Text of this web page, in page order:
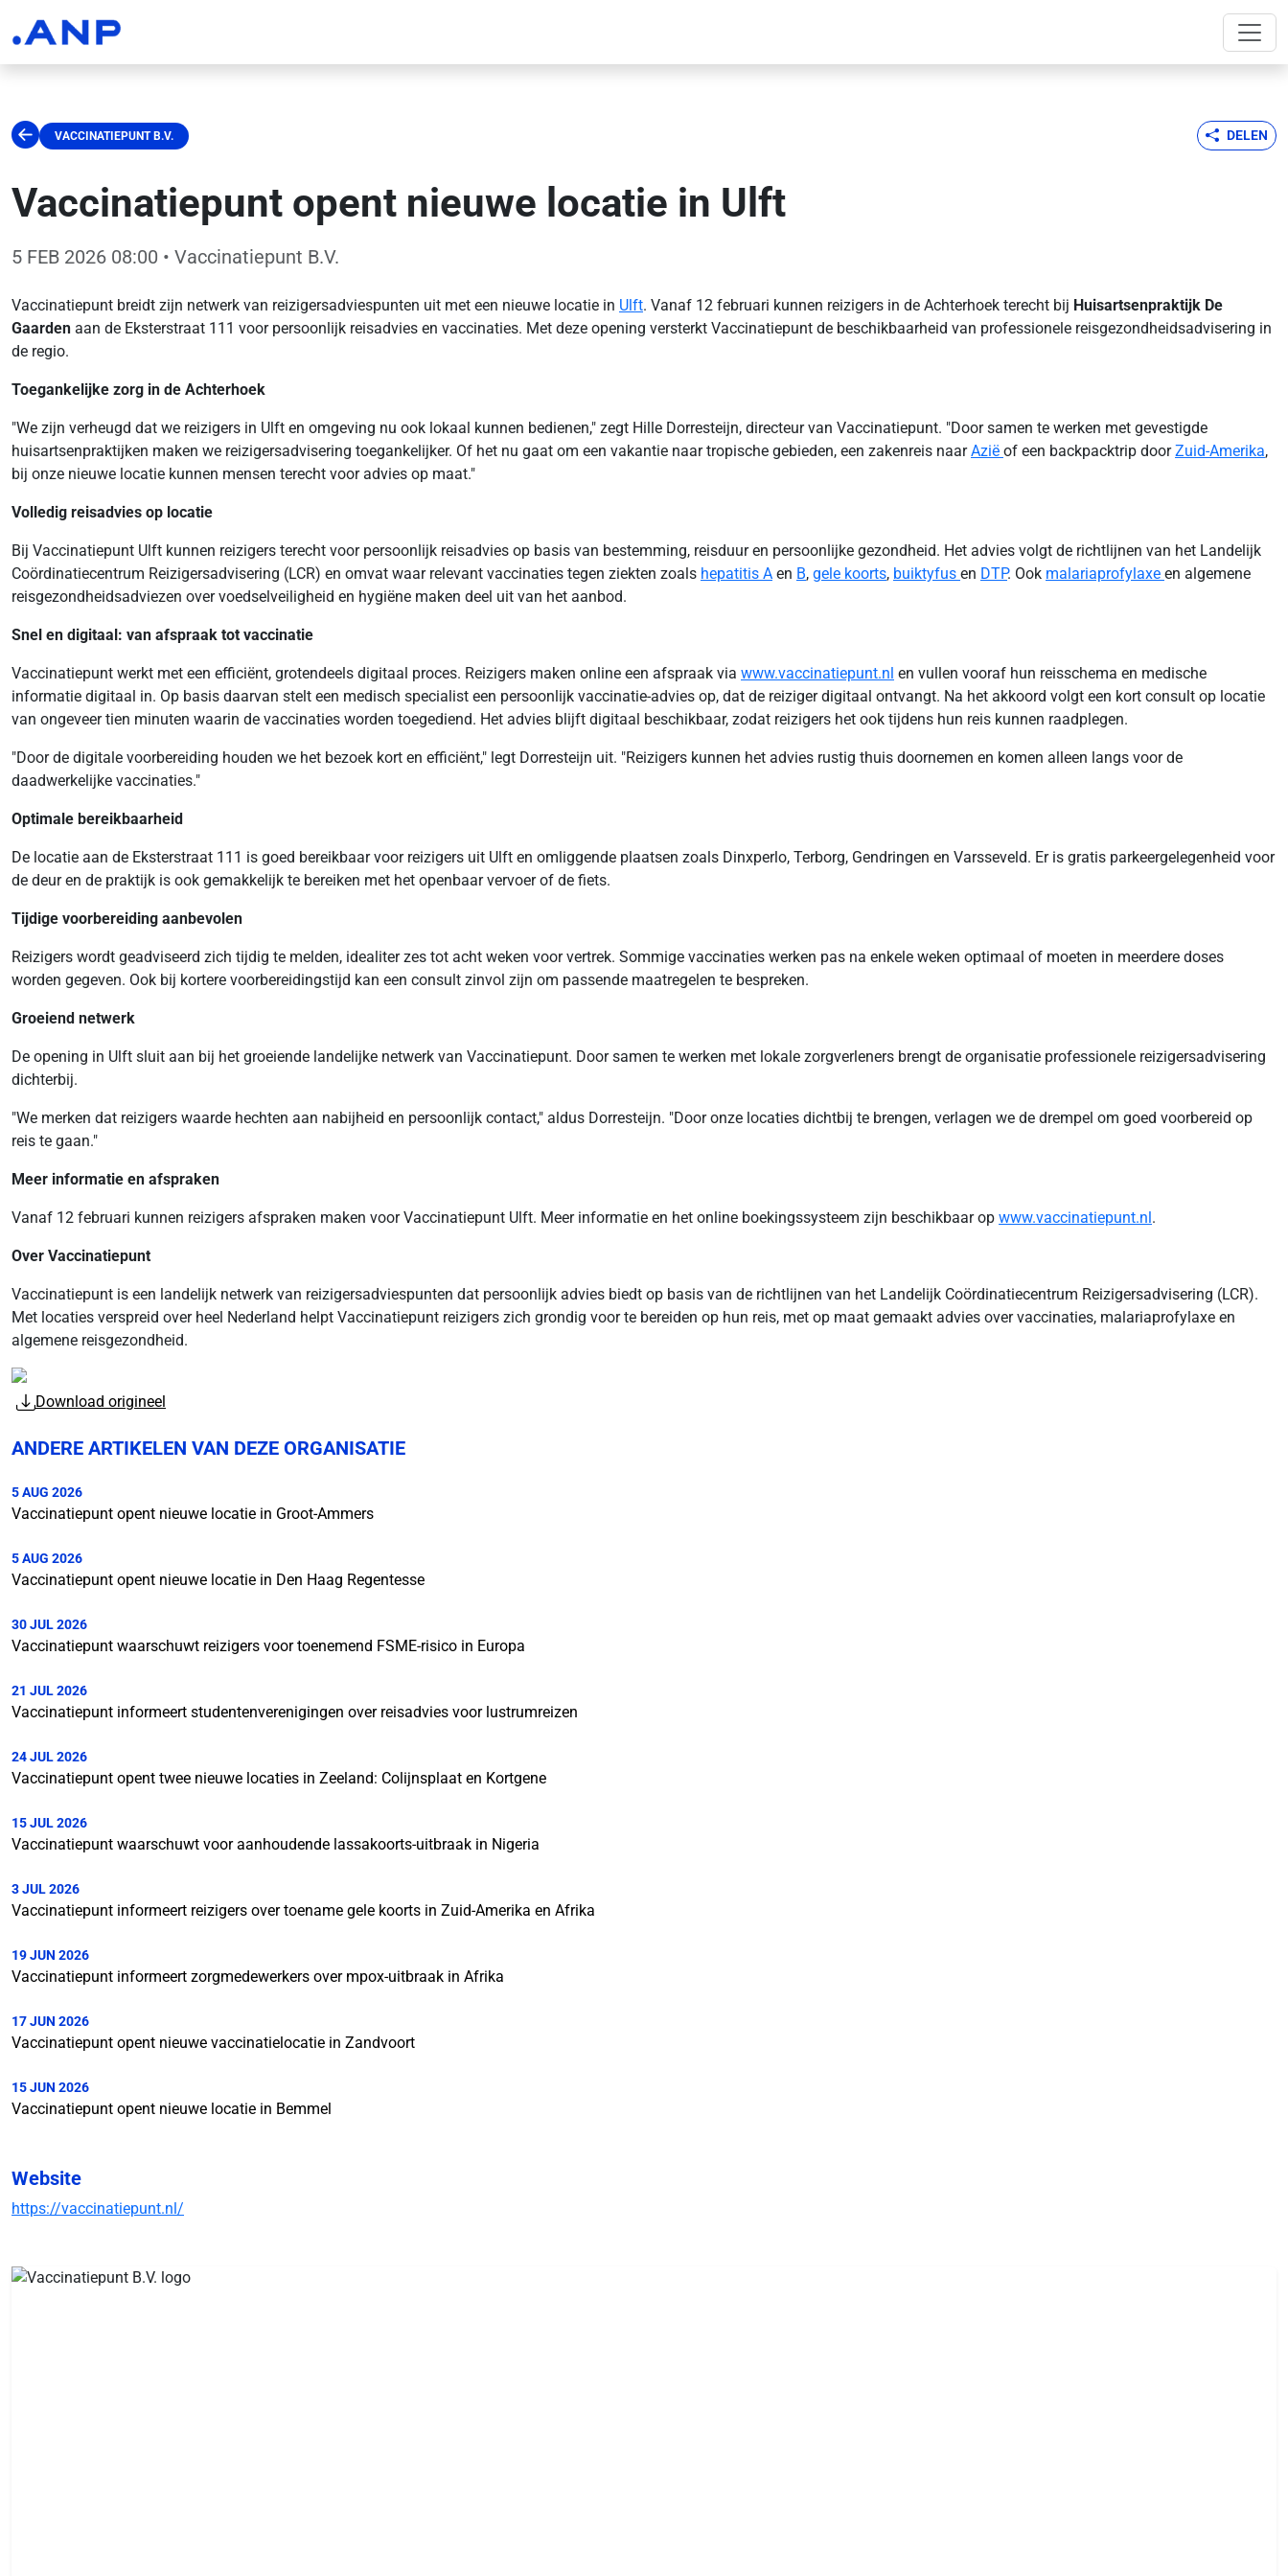
VACCINATIEPUNT B.V. DELEN
Vaccinatiepunt opent nieuwe locatie in Ulft
5 FEB 2026 08:00 • Vaccinatiepunt B.V.
Vaccinatiepunt breidt zijn netwerk van reizigersadviespunten uit met een nieuwe locatie in Ulft. Vanaf 12 februari kunnen reizigers in de Achterhoek terecht bij Huisartsenpraktijk De
Gaarden aan de Eksterstraat 111 voor persoonlijk reisadvies en vaccinaties. Met deze opening versterkt Vaccinatiepunt de beschikbaarheid van professionele reisgezondheidsadvisering in
de regio.
Toegankelijke zorg in de Achterhoek
"We zijn verheugd dat we reizigers in Ulft en omgeving nu ook lokaal kunnen bedienen," zegt Hille Dorresteijn, directeur van Vaccinatiepunt. "Door samen te werken met gevestigde
huisartsenpraktijken maken we reizigersadvisering toegankelijker. Of het nu gaat om een vakantie naar tropische gebieden, een zakenreis naarAzië of een backpacktrip doorZuid-Amerika,
bij onze nieuwe locatie kunnen mensen terecht voor advies op maat."
Volledig reisadvies op locatie
Bij Vaccinatiepunt Ulft kunnen reizigers terecht voor persoonlijk reisadvies op basis van bestemming, reisduur en persoonlijke gezondheid. Het advies volgt de richtlijnen van het Landelijk
Coördinatiecentrum Reizigersadvisering (LCR) en omvat waar relevant vaccinaties tegen ziekten zoals hepatitis A en B, gele koorts, buiktyfus en DTP. Ook malariaprofylaxe en algemene
reisgezondheidsadviezen over voedselveiligheid en hygiëne maken deel uit van het aanbod.
Snel en digitaal: van afspraak tot vaccinatie
Vaccinatiepunt werkt met een efficiënt, grotendeels digitaal proces. Reizigers maken online een afspraak via www.vaccinatiepunt.nl en vullen vooraf hun reisschema en medische
informatie digitaal in. Op basis daarvan stelt een medisch specialist een persoonlijk vaccinatie-advies op, dat de reiziger digitaal ontvangt. Na het akkoord volgt een kort consult op locatie
van ongeveer tien minuten waarin de vaccinaties worden toegediend. Het advies blijft digitaal beschikbaar, zodat reizigers het ook tijdens hun reis kunnen raadplegen.
"Door de digitale voorbereiding houden we het bezoek kort en efficiënt," legt Dorresteijn uit. "Reizigers kunnen het advies rustig thuis doornemen en komen alleen langs voor de
daadwerkelijke vaccinaties."
Optimale bereikbaarheid
De locatie aan de Eksterstraat 111 is goed bereikbaar voor reizigers uit Ulft en omliggende plaatsen zoals Dinxperlo, Terborg, Gendringen en Varsseveld. Er is gratis parkeergelegenheid voor
de deur en de praktijk is ook gemakkelijk te bereiken met het openbaar vervoer of de fiets.
Tijdige voorbereiding aanbevolen
Reizigers wordt geadviseerd zich tijdig te melden, idealiter zes tot acht weken voor vertrek. Sommige vaccinaties werken pas na enkele weken optimaal of moeten in meerdere doses
worden gegeven. Ook bij kortere voorbereidingstijd kan een consult zinvol zijn om passende maatregelen te bespreken.
Groeiend netwerk
De opening in Ulft sluit aan bij het groeiende landelijke netwerk van Vaccinatiepunt. Door samen te werken met lokale zorgverleners brengt de organisatie professionele reizigersadvisering
dichterbij.
"We merken dat reizigers waarde hechten aan nabijheid en persoonlijk contact," aldus Dorresteijn. "Door onze locaties dichtbij te brengen, verlagen we de drempel om goed voorbereid op
reis te gaan."
Meer informatie en afspraken
Vanaf 12 februari kunnen reizigers afspraken maken voor Vaccinatiepunt Ulft. Meer informatie en het online boekingssysteem zijn beschikbaar op www.vaccinatiepunt.nl.
Over Vaccinatiepunt
Vaccinatiepunt is een landelijk netwerk van reizigersadviespunten dat persoonlijk advies biedt op basis van de richtlijnen van het Landelijk Coördinatiecentrum Reizigersadvisering (LCR).
Met locaties verspreid over heel Nederland helpt Vaccinatiepunt reizigers zich grondig voor te bereiden op hun reis, met op maat gemaakt advies over vaccinaties, malariaprofylaxe en
algemene reisgezondheid.
Download origineel
ANDERE ARTIKELEN VAN DEZE ORGANISATIE
5 AUG 2026
Vaccinatiepunt opent nieuwe locatie in Groot-Ammers
5 AUG 2026
Vaccinatiepunt opent nieuwe locatie in Den Haag Regentesse
30 JUL 2026
Vaccinatiepunt waarschuwt reizigers voor toenemend FSME-risico in Europa
21 JUL 2026
Vaccinatiepunt informeert studentenverenigingen over reisadvies voor lustrumreizen
24 JUL 2026
Vaccinatiepunt opent twee nieuwe locaties in Zeeland: Colijnsplaat en Kortgene
15 JUL 2026
Vaccinatiepunt waarschuwt voor aanhoudende lassakoorts-uitbraak in Nigeria
3 JUL 2026
Vaccinatiepunt informeert reizigers over toename gele koorts in Zuid-Amerika en Afrika
19 JUN 2026
Vaccinatiepunt informeert zorgmedewerkers over mpox-uitbraak in Afrika
17 JUN 2026
Vaccinatiepunt opent nieuwe vaccinatielocatie in Zandvoort
15 JUN 2026
Vaccinatiepunt opent nieuwe locatie in Bemmel
Website
https://vaccinatiepunt.nl/